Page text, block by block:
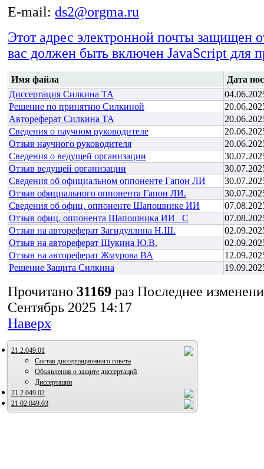
E-mail: ds2@orgma.ru
Этот адрес электронной почты защищен
вас должен быть включен JavaScript для
Имя файла
Дата
Диссертация Силкина ТА
Решение по принятию Силкиной
Автореферат Силкина ТА
Сведения о научном руководителе
Отзыв научного руководителя
Сведения о ведущей организации
Отзыв ведущей организации
Сведения об официальном оппоненте Гапон ЛИ
Отзыв официального оппонента Гапон ЛИ.
Сведения об офиц. оппоненте Шапошнике ИИ
Отзыв офиц. оппонента Шапошника ИИ _С
Отзыв на автореферат Загидуллина Н.Ш.
Отзыв на автореферат Щукина Ю.В.
Отзыв на автореферат Жмурова ВА
Решение Защита Силкина
Прочитано 31169 раз Последнее
Сентябрь 2025 14:17
Наверх
21.2.049.01
Состав диссертационного совета
Объявления о защите диссертаций
Диссертации
21.2.049.02
21.02.049.03